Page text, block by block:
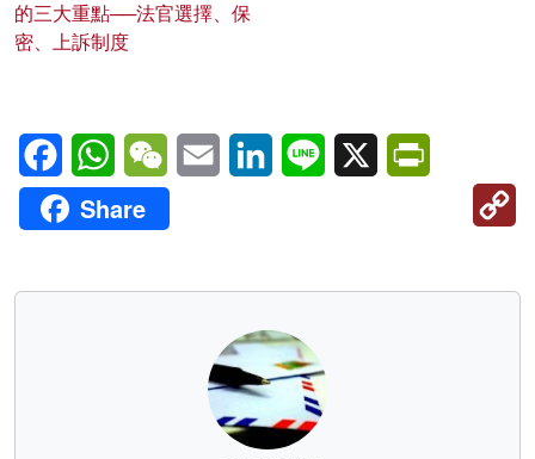
的三大重點──法官選擇、保
密、上訴制度
FacebookWhatsAppWeChatEmail LinkedInLine X
Share